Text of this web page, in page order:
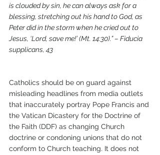
is clouded by sin, he can always ask for a
blessing, stretching out his hand to God, as
Peter did in the storm when he cried out to
Jesus, ‘Lord, save me!’ (Mt. 14:30).” – Fiducia
supplicans, 43
Catholics should be on guard against
misleading headlines from media outlets
that inaccurately portray Pope Francis and
the Vatican Dicastery for the Doctrine of
the Faith (DDF) as changing Church
doctrine or condoning unions that do not
conform to Church teaching. It does not